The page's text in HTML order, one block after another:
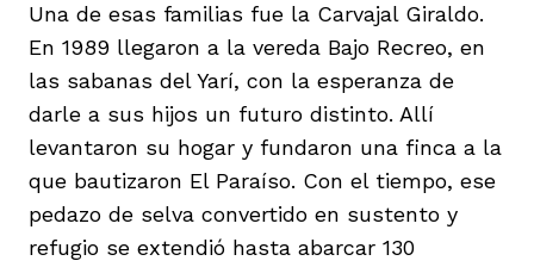
Una de esas familias fue la Carvajal Giraldo.
En 1989 llegaron a la vereda Bajo Recreo, en
las sabanas del Yarí, con la esperanza de
darle a sus hijos un futuro distinto. Allí
levantaron su hogar y fundaron una finca a la
que bautizaron El Paraíso. Con el tiempo, ese
pedazo de selva convertido en sustento y
refugio se extendió hasta abarcar 130